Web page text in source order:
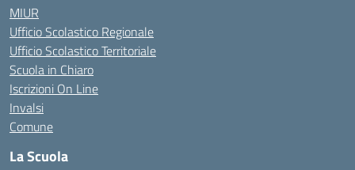
MIUR
Ufficio Scolastico Regionale
Ufficio Scolastico Territoriale
Scuola in Chiaro
Iscrizioni On Line
Invalsi
Comune
La Scuola